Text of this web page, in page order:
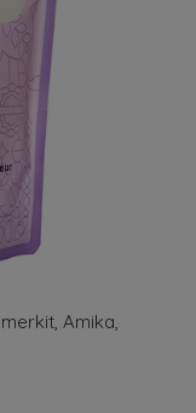
, Amika,